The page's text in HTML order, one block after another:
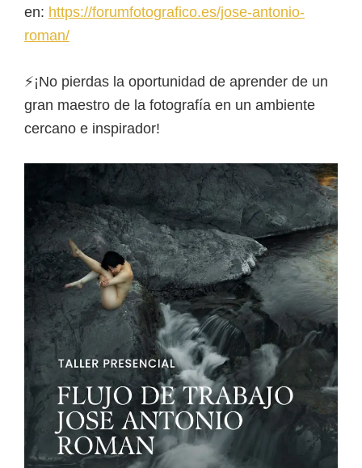
en: https://forumfotografico.es/jose-antonio-
roman/
⚡¡No pierdas la oportunidad de aprender de un
gran maestro de la fotografía en un ambiente
cercano e inspirador!